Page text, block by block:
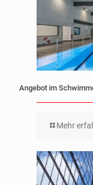
Angebot im
Mehr